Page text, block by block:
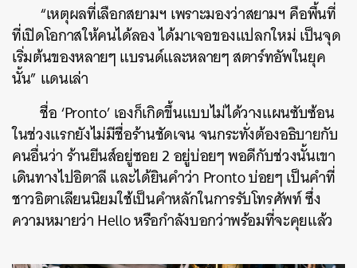
“เหตุผลที่เลือกสยามฯ เพราะมองว่าสยามฯ คือพื้นที่
ที่เปิดโอกาสให้คนได้ลอง ได้มาเจอของแปลกใหม่ เป็นจุด
เริ่มต้นของหลายๆ แบรนด์และหลายๆ สตาร์ทอัพในยุค
นั้น” แดนเล่า
ชื่อ ‘Pronto’ เองก็เกิดขึ้นแบบไม่ได้วางแผนซับซ้อน
ในช่วงแรกยังไม่มีชื่อร้านชัดเจน จนกระทั่งต้องอธิบายกับ
คนอื่นว่า ร้านยีนส์อยู่ซอย 2 อยู่บ่อยๆ พอดีกับช่วงนั้นเขา
เดินทางไปอิตาลี และได้ยินคำว่า Pronto บ่อยๆ เป็นคำที่
ชาวอิตาเลียนนิยมใช้เป็นคำหลักในการรับโทรศัพท์ ซึ่ง
ความหมายว่า Hello หรือกำลังบอกว่าพร้อมที่จะคุยแล้ว